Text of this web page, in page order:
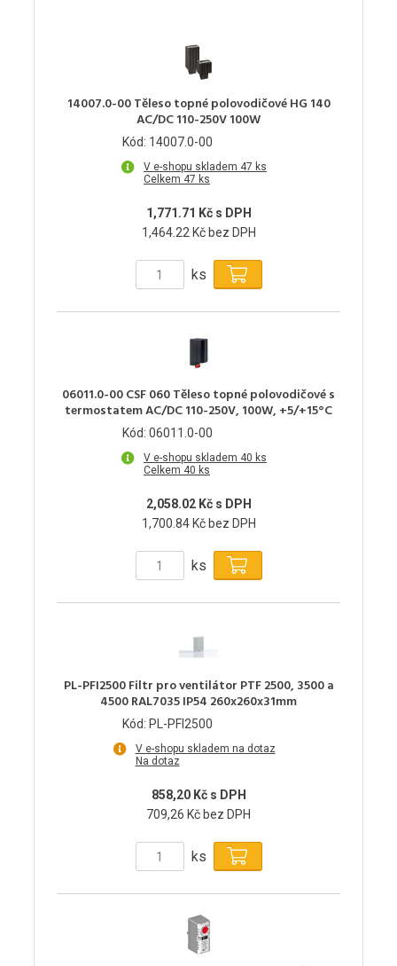
14007.0-00 Těleso topné polovodičové HG 140
AC/DC 110-250V 100W
Kód: 14007.0-00
V e-shopu skladem 47 ks
Celkem 47 ks
1,771.71 Kč s DPH
1,464.22 Kč bez DPH
ks
06011.0-00 CSF 060 Těleso topné polovodičové s
termostatem AC/DC 110-250V, 100W, +5/+15°C
Kód: 06011.0-00
V e-shopu skladem 40 ks
Celkem 40 ks
2,058.02 Kč s DPH
1,700.84 Kč bez DPH
ks
PL-PFI2500 Filtr pro ventilátor PTF 2500, 3500 a
4500 RAL7035 IP54 260x260x31mm
Kód: PL-PFI2500
V e-shopu skladem na dotaz
Na dotaz
858,20 Kč s DPH
709,26 Kč bez DPH
ks